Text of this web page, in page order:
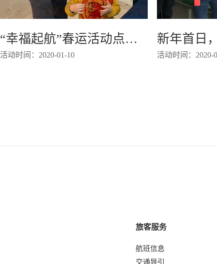
“幸福起航”春运活动点亮航站楼温暖回家路
活动时间：2020-01-10 活动时间：2020-
旅客服务
航班信息
交通导引